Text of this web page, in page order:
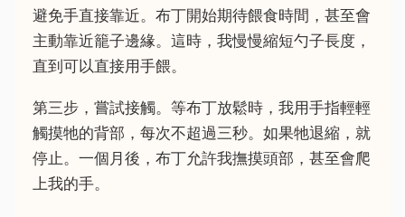
避免手直接靠近。布丁開始期待餵食時間，甚至會
主動靠近籠子邊緣。這時，我慢慢縮短勺子長度，
直到可以直接用手餵。
第三步，嘗試接觸。等布丁放鬆時，我用手指輕輕
觸摸牠的背部，每次不超過三秒。如果牠退縮，就
停止。一個月後，布丁允許我撫摸頭部，甚至會爬
上我的手。